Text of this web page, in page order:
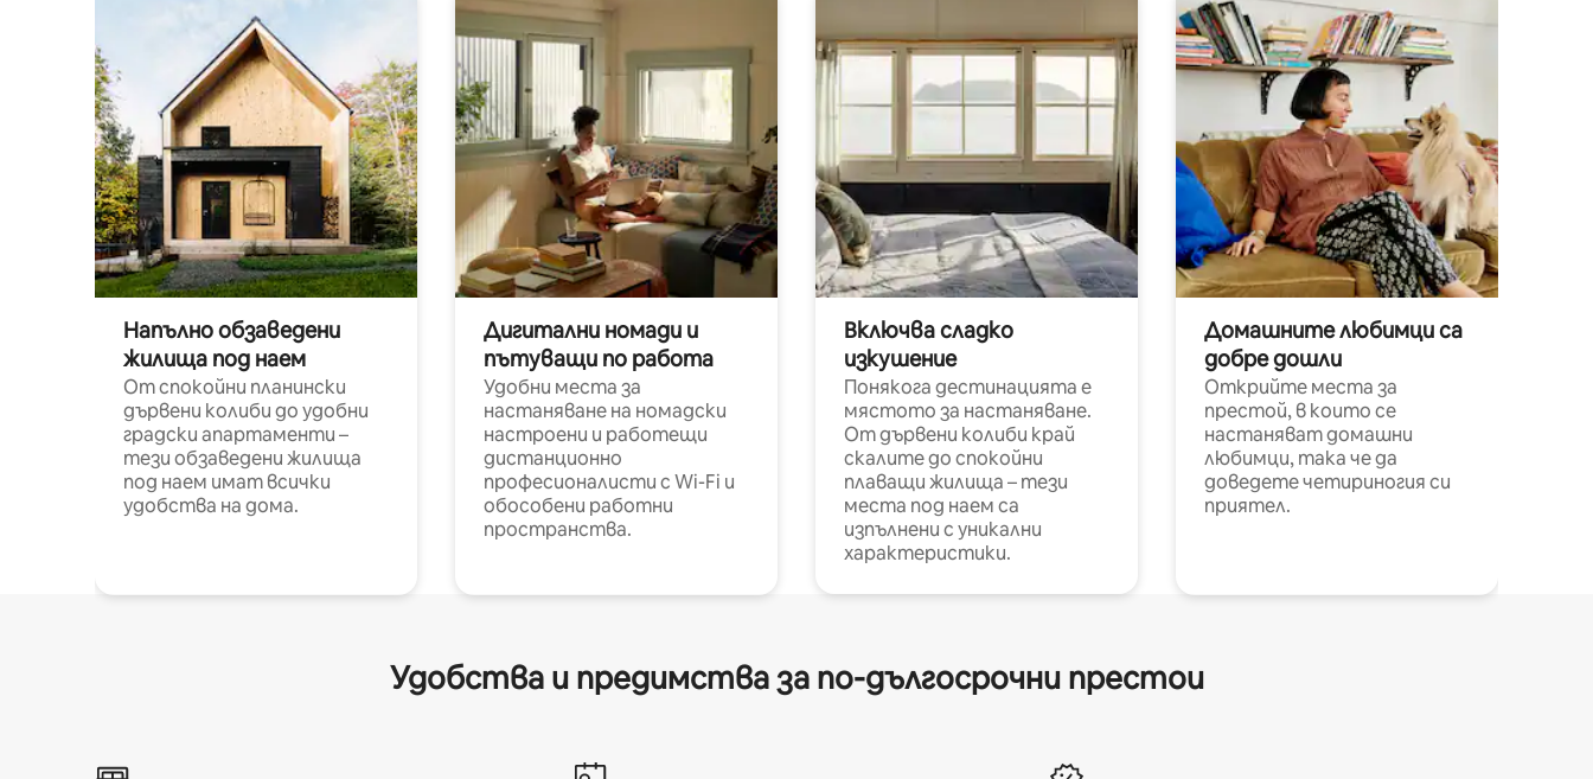
Напълно обзаведени
жилища под наем
От спокойни планински
дървени колиби до удобни
градски апартаменти –
тези обзаведени жилища
под наем имат всички
удобства на дома.
Дигитални номади и
пътуващи по работа
Удобни места за
настаняване на номадски
настроени и работещи
дистанционно
професионалисти с Wi-Fi и
обособени работни
пространства.
Включва сладко
изкушение
Понякога дестинацията е
мястото за настаняване.
От дървени колиби край
скалите до спокойни
плаващи жилища – тези
места под наем са
изпълнени с уникални
характеристики.
Домашните любимци са
добре дошли
Открийте места за
престой, в които се
настаняват домашни
любимци, така че да
доведете четириногия си
приятел.
Удобства и предимства за по-дългосрочни престои